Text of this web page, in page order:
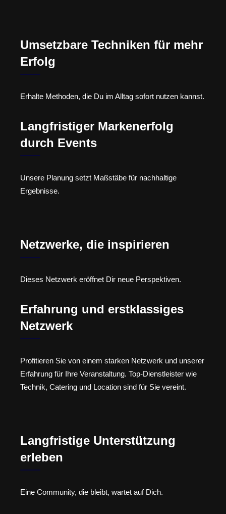
Umsetzbare Techniken für mehr
Erfolg
Erhalte Methoden, die Du im Alltag sofort nutzen kannst.
Langfristiger Markenerfolg
durch Events
Unsere Planung setzt Maßstäbe für nachhaltige
Ergebnisse.
Netzwerke, die inspirieren
Dieses Netzwerk eröffnet Dir neue Perspektiven.
Erfahrung und erstklassiges
Netzwerk
Profitieren Sie von einem starken Netzwerk und unserer
Erfahrung für Ihre Veranstaltung. Top-Dienstleister wie
Technik, Catering und Location sind für Sie vereint.
Langfristige Unterstützung
erleben
Eine Community, die bleibt, wartet auf Dich.